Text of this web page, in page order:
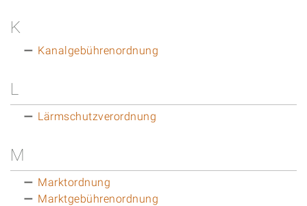
K
Kanalgebührenordnung
L
Lärmschutzverordnung
M
Marktordnung
Marktgebührenordnung